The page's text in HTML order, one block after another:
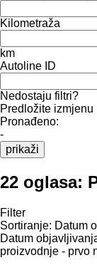
Kilometraža
km
Autoline ID
Nedostaju filtri?
Predložite izmjenu
Pronađeno:
-
prikaži
22 oglasa:
Filter
Sortiranje: Datum
Datum
proizvodnje - prvo